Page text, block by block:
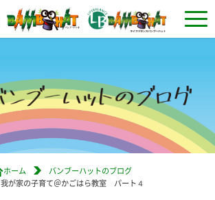
ホーム
バンブーハットのブログ
我が家の子育て＠かごはら教室 パート４